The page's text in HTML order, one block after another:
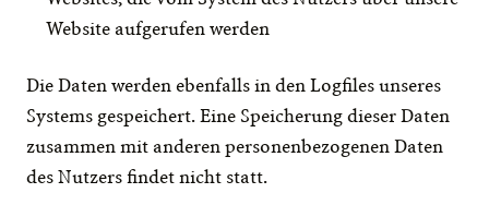
Website aufgerufen werden
Die Daten werden ebenfalls in den Logfiles unseres
Systems gespeichert. Eine Speicherung dieser Daten
zusammen mit anderen personenbezogenen Daten
des Nutzers findet nicht statt.